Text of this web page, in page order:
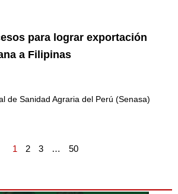
para lograr exportación
a Filipinas
de Sanidad Agraria del Perú (Senasa)
1 2 3 … 50